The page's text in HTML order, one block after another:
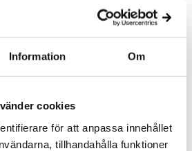
Information Om
cookies
för att anpassa innehållet
tillhandahålla funktioner
Maila
och anmäl dig senast
med zoom-länk kommer